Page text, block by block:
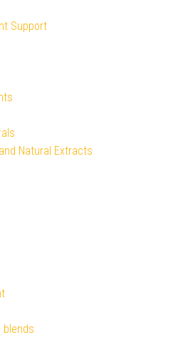
Support
Natural Extracts
blends